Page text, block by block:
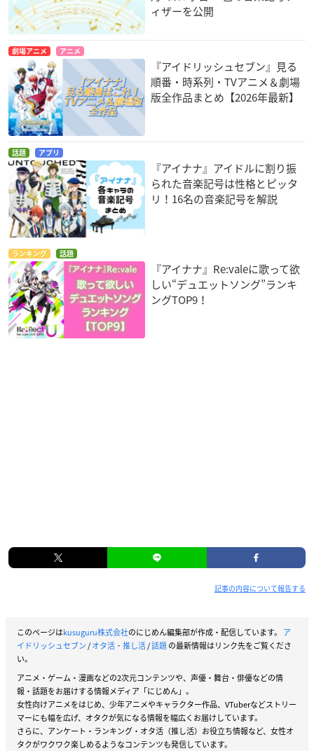
ィザーを公開
劇場アニメ アニメ
『アイドリッシュセブン』見る
順番・時系列・TVアニメ＆劇場
版全作品まとめ【2026年最新】
話題 アプリ
『アイナナ』アイドルに割り振
られた音楽記号は性格とピッタ
リ！16名の音楽記号を解説
ランキング 話題
『アイナナ』Re:valeに歌って欲
しい“デュエットソング”ランキ
ングTOP9！
記事の内容について報告する
このページはkusuguru株式会社のにじめん編集部が作成・配信しています。 ア
イドリッシュセブン/オタ活・推し活/話題の最新情報はリンク先をご覧くださ
い。
アニメ・ゲーム・漫画などの2次元コンテンツや、声優・舞台・俳優などの情
報・話題をお届けする情報メディア「にじめん」。
女性向けアニメをはじめ、少年アニメやキャラクター作品、VTuberなどストリー
マーにも幅を広げ、オタクが気になる情報を幅広くお届けしています。
さらに、アンケート・ランキング・オタ活（推し活）お役立ち情報など、女性オ
タクがワクワク楽しめるようなコンテンツも発信しています。